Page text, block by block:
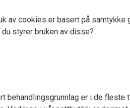
av cookies er basert på samtykke
styrer bruken av disse?
behandlingsgrunnlag er i de fleste